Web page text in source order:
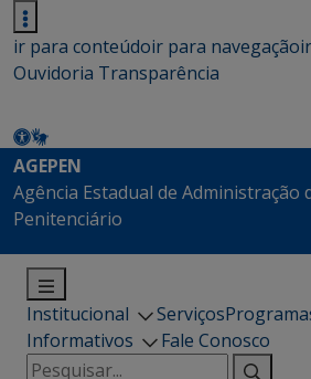
ir para conteúdoir para navegação
Ouvidoria Transparência
AGEPEN
Agência Estadual de Administração
Penitenciário
Institucional Serviços
Informativos
Fale Conosco
Pesquisar